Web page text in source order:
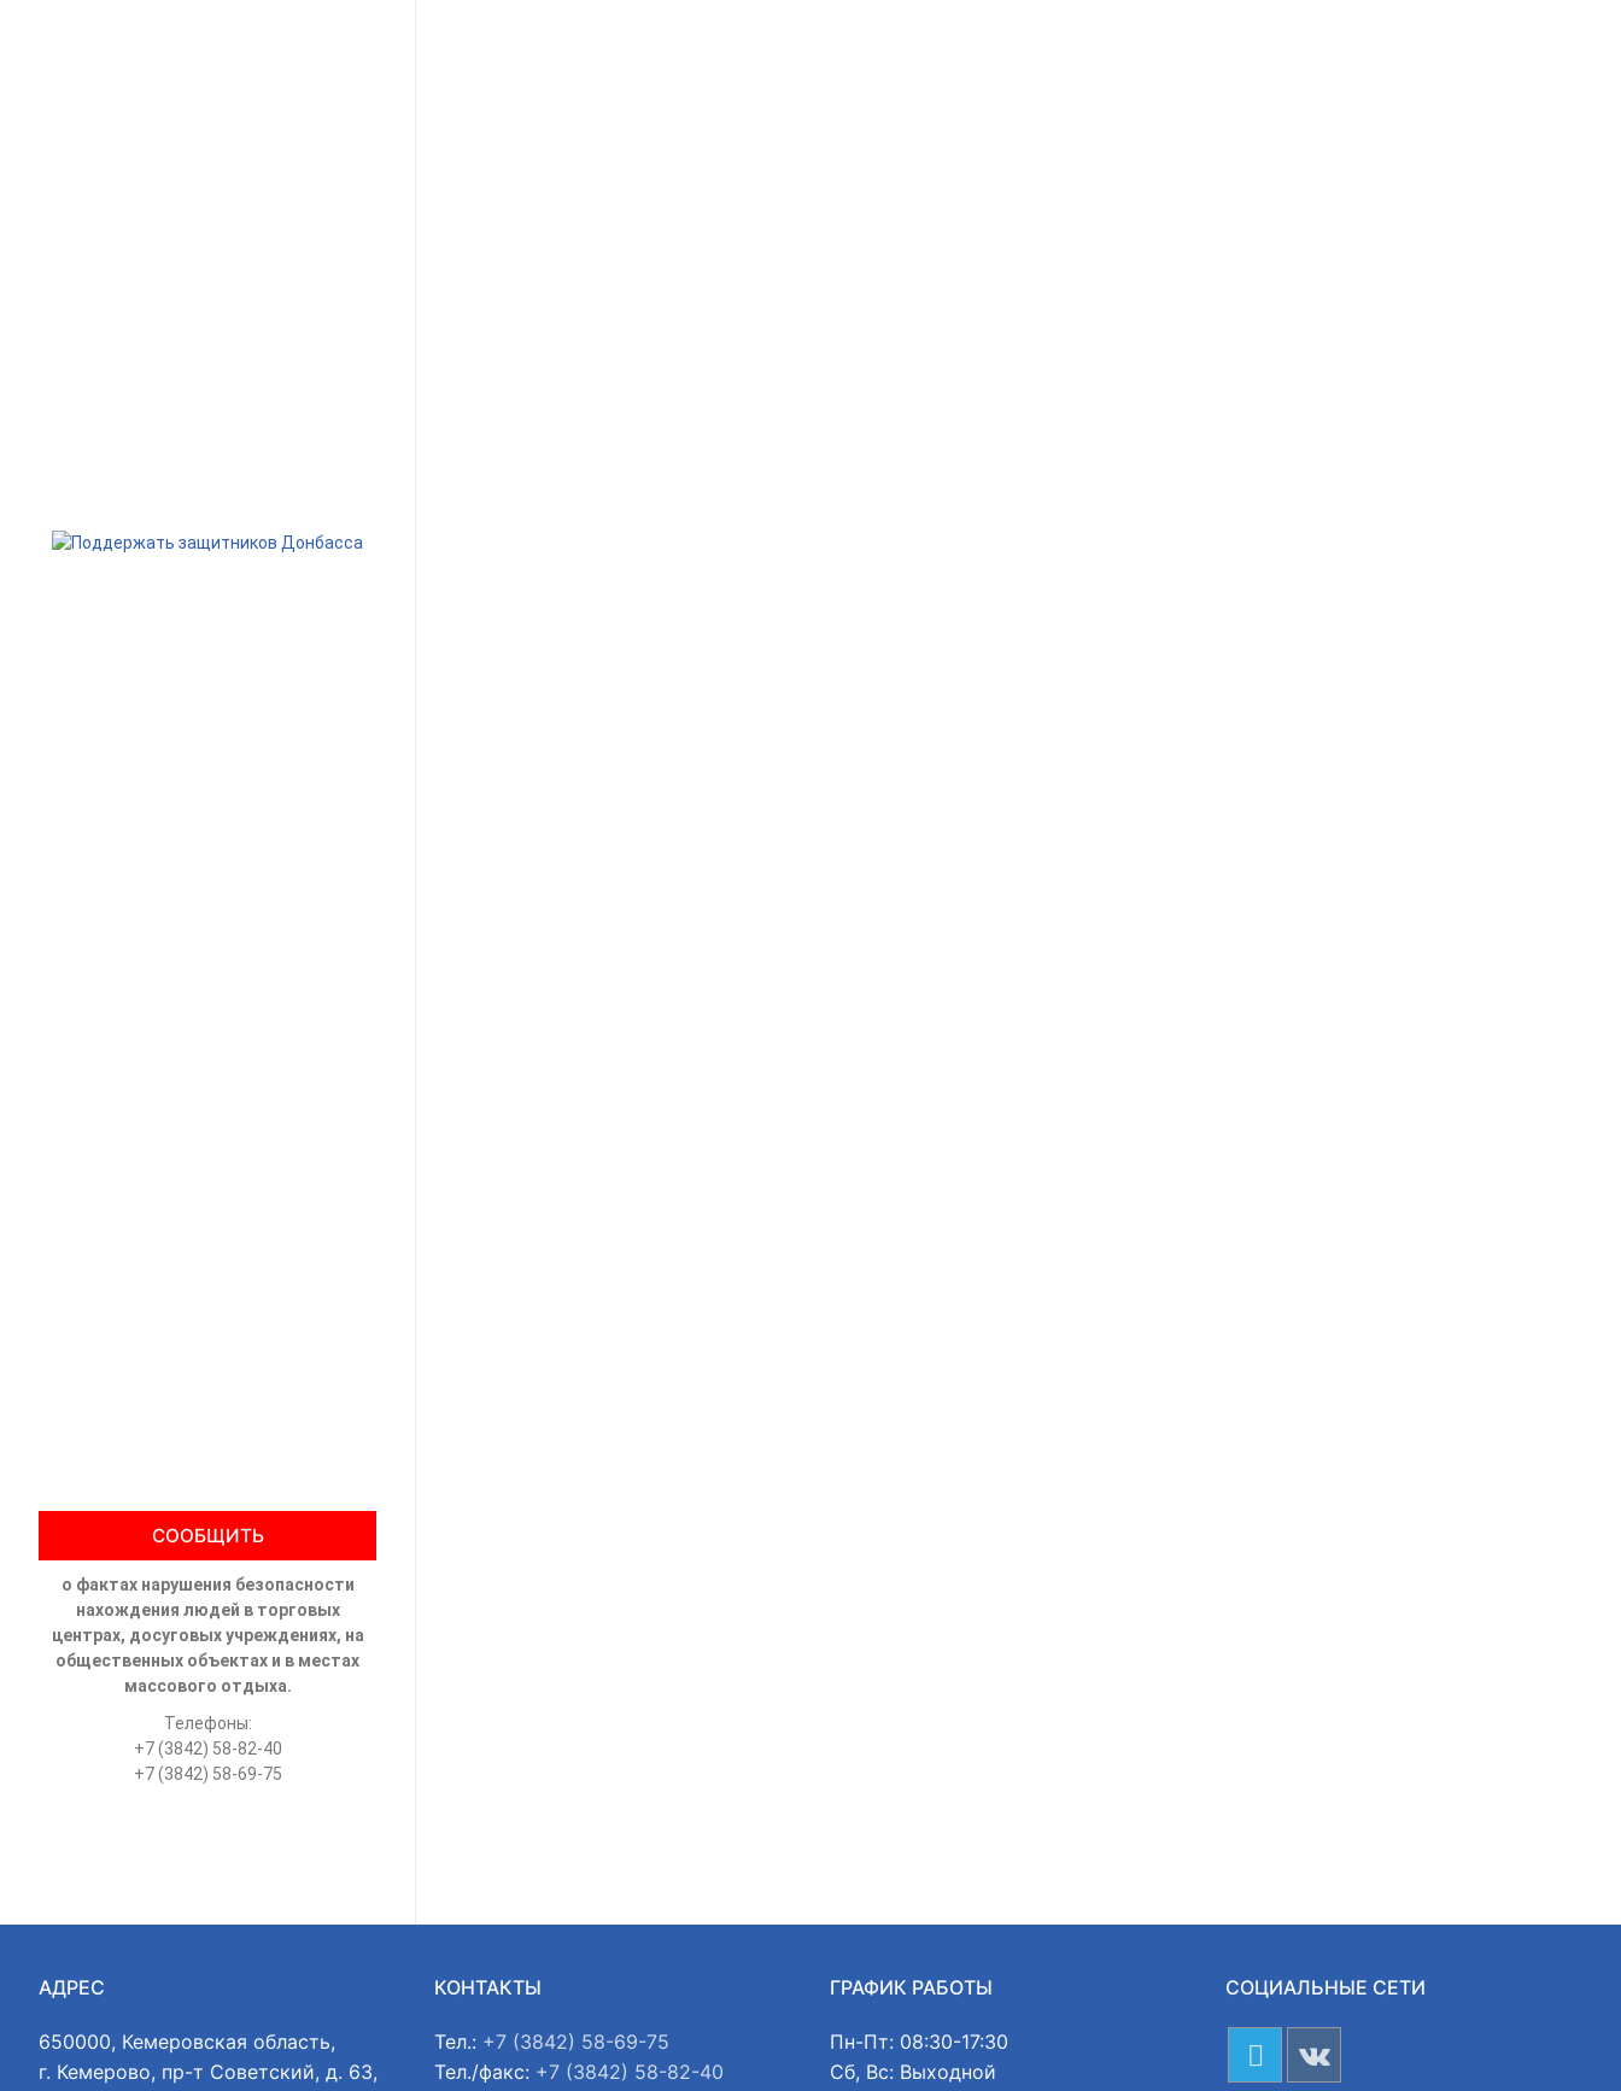
СООБЩИТЬ
о фактах нарушения безопасности
нахождения людей в торговых
центрах, досуговых учреждениях, на
общественных объектах и в местах
массового отдыха.
Телефоны:
+7 (3842) 58-82-40
+7 (3842) 58-69-75
АДРЕС
650000, Кемеровская область,
г. Кемерово, пр-т Советский, д. 63,
КОНТАКТЫ
Тел.: +7 (3842) 58-69-75
Тел./факс: +7 (3842) 58-82-40
ГРАФИК РАБОТЫ
Пн-Пт: 08:30-17:30
Сб, Вс: Выходной
СОЦИАЛЬНЫЕ СЕТИ